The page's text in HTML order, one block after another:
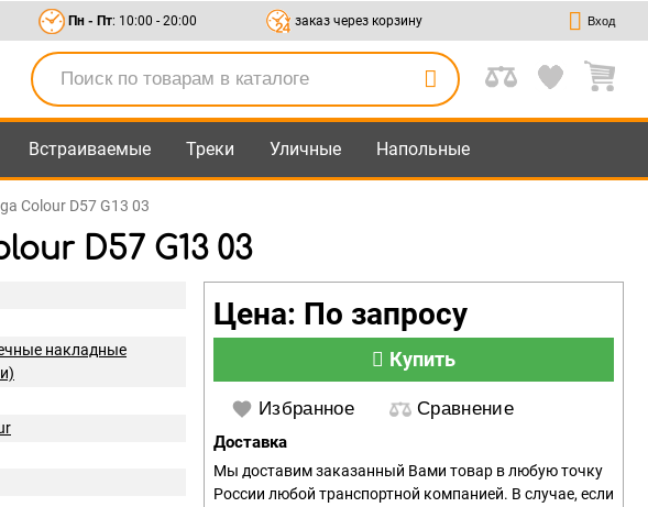
Пн - Пт: 10:00 - 20:00 заказ через корзину Вход
Встраиваемые Треки Уличные Напольные
Colour D57 G13 03
D57 G13 03
накладные
Цена: По запросу
Купить
Избранное Сравнение
Доставка
Мы доставим заказанный Вами товар в любую точку
России любой транспортной компанией. В случае, если